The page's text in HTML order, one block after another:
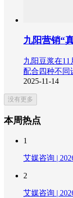
九阳营销“
九阳豆浆在
配合四种不同
2025-11-14
没有更多
本周热点
1
艾媒咨询 |
2
艾媒咨询 |